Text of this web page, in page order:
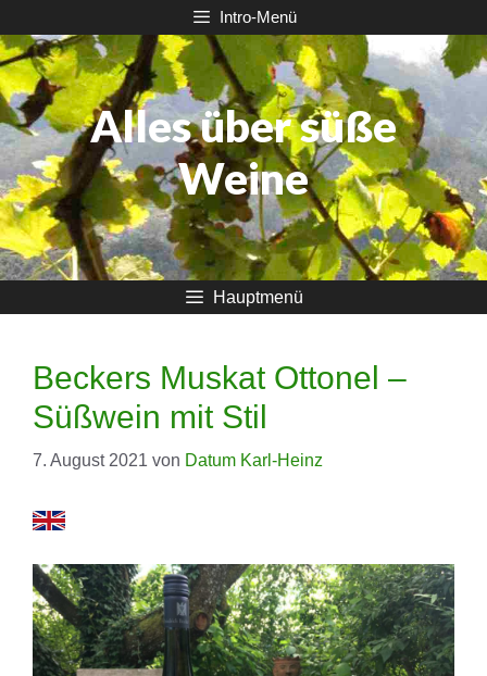
Inhalt
springen
Intro-Menü
Alles über süße
Weine
Hauptmenü
Beckers Muskat Ottonel –
Süßwein mit Stil
7. August 2021 von Datum Karl-Heinz